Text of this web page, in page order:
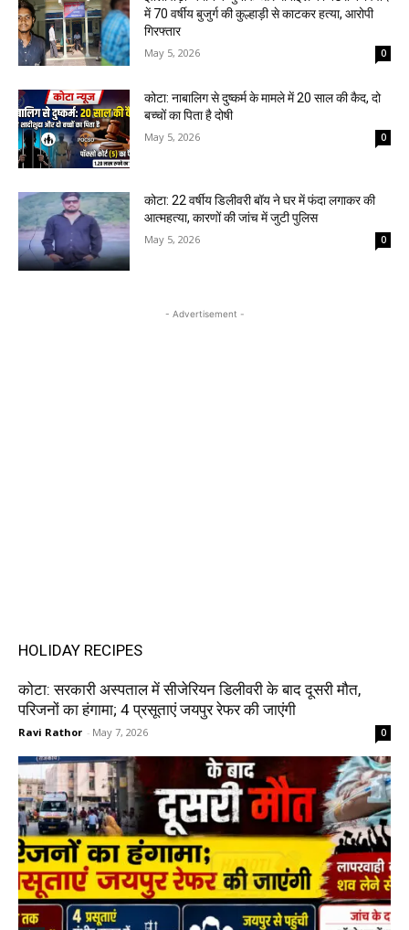
में 70 वर्षीय बुजुर्ग की कुल्हाड़ी से काटकर हत्या, आरोपी
गिरफ्तार
May 5, 2026 0
कोटा: नाबालिग से दुष्कर्म के मामले में 20 साल की कैद, दो
बच्चों का पिता है दोषी
May 5, 2026 0
कोटा: 22 वर्षीय डिलीवरी बॉय ने घर में फंदा लगाकर की
आत्महत्या, कारणों की जांच में जुटी पुलिस
May 5, 2026 0
- Advertisement -
HOLIDAY RECIPES
कोटा: सरकारी अस्पताल में सीजेरियन डिलीवरी के बाद दूसरी मौत,
परिजनों का हंगामा; 4 प्रसूताएं जयपुर रेफर की जाएंगी
Ravi Rathor - May 7, 2026 0